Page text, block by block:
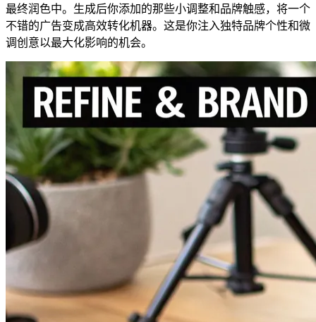
最终润色中。生成后你添加的那些小调整和品牌触感，将一个
不错的广告变成高效转化机器。这是你注入独特品牌个性和微
调创意以最大化影响的机会。